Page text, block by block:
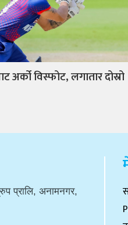
अर्को विस्फोट, लगातार दोस्रो
प्रालि, अनामनगर,